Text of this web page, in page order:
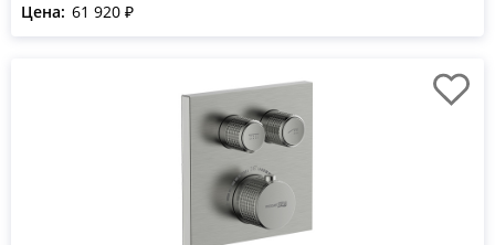
Цена: 61 920 ₽